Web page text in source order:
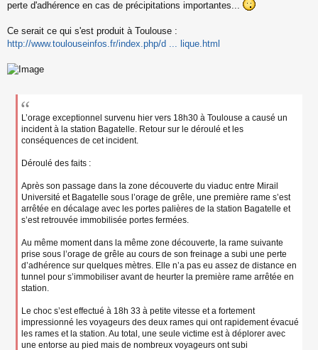
s
g
e
o
n
perte d'adhérence en cas de précipitations importantes...
Ce serait ce qui s'est produit à Toulouse :
http://www.toulouseinfos.fr/index.php/d ... lique.html
L’orage exceptionnel survenu hier vers 18h30 à Toulouse a causé un
incident à la station Bagatelle. Retour sur le déroulé et les
conséquences de cet incident.
Déroulé des faits :
Après son passage dans la zone découverte du viaduc entre Mirail
Université et Bagatelle sous l’orage de grêle, une première rame s’est
arrêtée en décalage avec les portes palières de la station Bagatelle et
s’est retrouvée immobilisée portes fermées.
Au même moment dans la même zone découverte, la rame suivante
prise sous l’orage de grêle au cours de son freinage a subi une perte
d’adhérence sur quelques mètres. Elle n’a pas eu assez de distance en
tunnel pour s’immobiliser avant de heurter la première rame arrêtée en
station.
Le choc s’est effectué à 18h 33 à petite vitesse et a fortement
impressionné les voyageurs des deux rames qui ont rapidement évacué
les rames et la station. Au total, une seule victime est à déplorer avec
une entorse au pied mais de nombreux voyageurs ont subi